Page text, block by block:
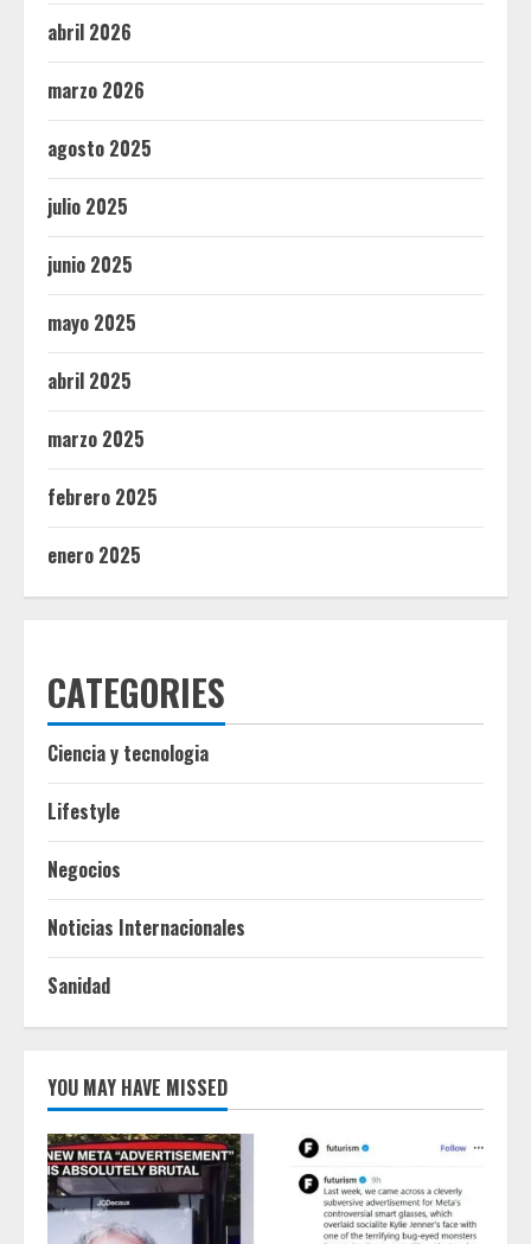
abril 2026
marzo 2026
agosto 2025
julio 2025
junio 2025
mayo 2025
abril 2025
marzo 2025
febrero 2025
enero 2025
CATEGORIES
Ciencia y tecnologia
Lifestyle
Negocios
Noticias Internacionales
Sanidad
YOU MAY HAVE MISSED